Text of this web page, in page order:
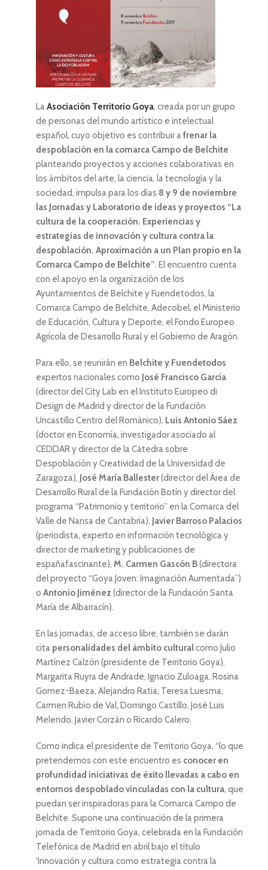
La Asociación Territorio Goya, creada por un grupo
de personas del mundo artístico e intelectual
español, cuyo objetivo es contribuir a frenar la
despoblación en la comarca Campo de Belchite
planteando proyectos y acciones colaborativas en
los ámbitos del arte, la ciencia, la tecnología y la
sociedad, impulsa para los días 8 y 9 de noviembre
las Jornadas y Laboratorio de ideas y proyectos “La
cultura de la cooperación. Experiencias y
estrategias de innovación y cultura contra la
despoblación. Aproximación a un Plan propio en la
Comarca Campo de Belchite”. El encuentro cuenta
con el apoyo en la organización de los
Ayuntamientos de Belchite y Fuendetodos, la
Comarca Campo de Belchite, Adecobel, el Ministerio
de Educación, Cultura y Deporte, el Fondo Europeo
Agrícola de Desarrollo Rural y el Gobierno de Aragón.
Para ello, se reunirán en Belchite y Fuendetodos
expertos nacionales como José Francisco García
(director del City Lab en el Instituto Europeo di
Design de Madrid y director de la Fundación
Uncastillo Centro del Románico), Luis Antonio Sáez
(doctor en Economía, investigador asociado al
CEDDAR y director de la Cátedra sobre
Despoblación y Creatividad de la Universidad de
Zaragoza), José María Ballester(director del Área de
Desarrollo Rural de la Fundación Botín y director del
programa “Patrimonio y territorio” en la Comarca del
Valle de Nansa de Cantabria), Javier Barroso Palacios
(periodista, experto en información tecnológica y
director de marketing y publicaciones de
españafascinante), M. Carmen Gascón B(directora
del proyecto “Goya Joven: Imaginación Aumentada”)
o Antonio Jiménez(director de la Fundación Santa
María de Albarracín).
En las jornadas, de acceso libre, también se darán
cita personalidades del ámbito culturalcomo Julio
Martínez Calzón (presidente de Territorio Goya),
Margarita Ruyra de Andrade, Ignacio Zuloaga, Rosina
Gomez-Baeza, Alejandro Ratia, Teresa Luesma,
Carmen Rubio de Val, Domingo Castillo, José Luis
Melendo, Javier Corzán o Ricardo Calero.
Como indica el presidente de Territorio Goya, “lo que
pretendemos con este encuentro es conocer en
profundidad iniciativas de éxito llevadas a cabo en
entornos despoblado vinculadas con la cultura, que
puedan ser inspiradoras para la Comarca Campo de
Belchite. Supone una continuación de la primera
jornada de Territorio Goya, celebrada en la Fundación
Telefónica de Madrid en abril bajo el título
‘Innovación y cultura como estrategia contra la